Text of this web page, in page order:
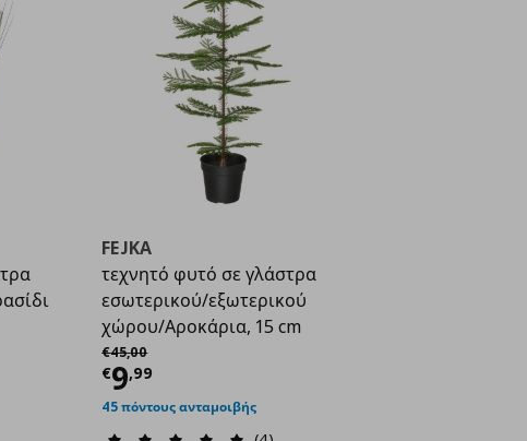
€ 19,99
FEJKA
τεχνητό φυτό σε γλάστρα
εσωτερικού/εξωτερικού
χώρου/Αροκάρια, 15 cm
€45,00
Αρχική τιμή
€9,99
Τρέχουσα τιμή
45 πόντους ανταμοιβής